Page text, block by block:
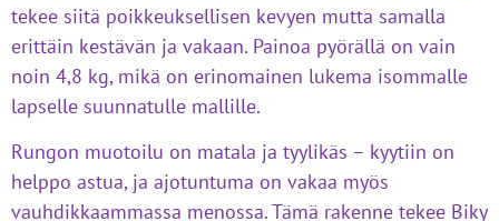
tekee siitä poikkeuksellisen kevyen mutta samalla
erittäin kestävän ja vakaan. Painoa pyörällä on vain
noin 4,8 kg, mikä on erinomainen lukema isommalle
lapselle suunnatulle mallille.
Rungon muotoilu on matala ja tyylikäs – kyytiin on
helppo astua, ja ajotuntuma on vakaa myös
vauhdikkaammassa menossa. Tämä rakenne tekee Biky